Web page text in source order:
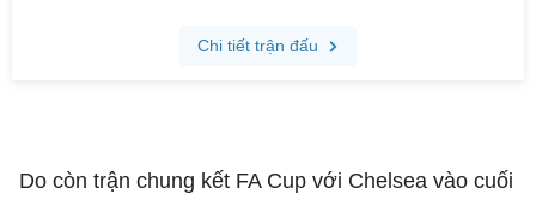
Do còn trận chung kết FA Cup với Chelsea vào cuối